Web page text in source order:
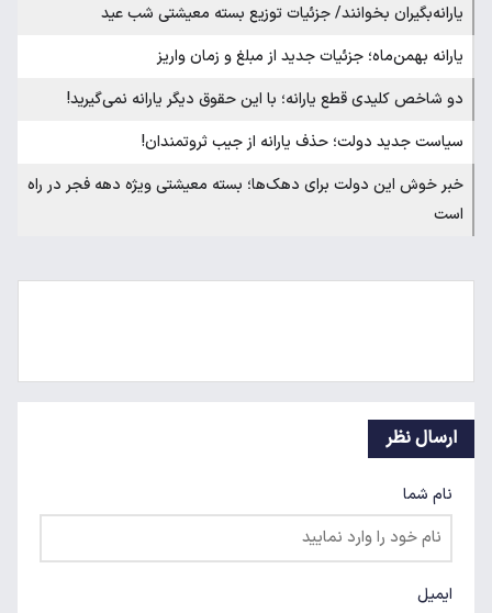
یارانه‌بگیران بخوانند/ جزئیات توزیع بسته معیشتی شب عید
یارانه بهمن‌ماه؛ جزئیات جدید از مبلغ و زمان واریز
دو شاخص کلیدی قطع یارانه؛ با این حقوق دیگر یارانه نمی‌گیرید!
سیاست جدید دولت؛ حذف یارانه از جیب ثروتمندان!
خبر خوش این دولت برای دهک‌ها؛ بسته معیشتی ویژه دهه فجر در راه
است
ارسال نظر
نام شما
ایمیل